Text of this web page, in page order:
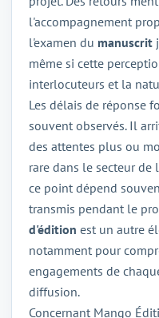
l'accompagnement
l'examen du manuscrit
même si cette
interlocuteurs et la
Les délais de réponse
souvent observés. Il
des attentes plus ou
rare dans le secteur
ce point dépend
transmis pendant le
d'édition est un autre
notamment pour
engagements de
diffusion.
Concernant Mango